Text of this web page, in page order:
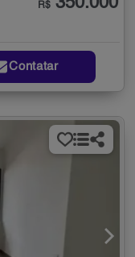
R$
Contatar